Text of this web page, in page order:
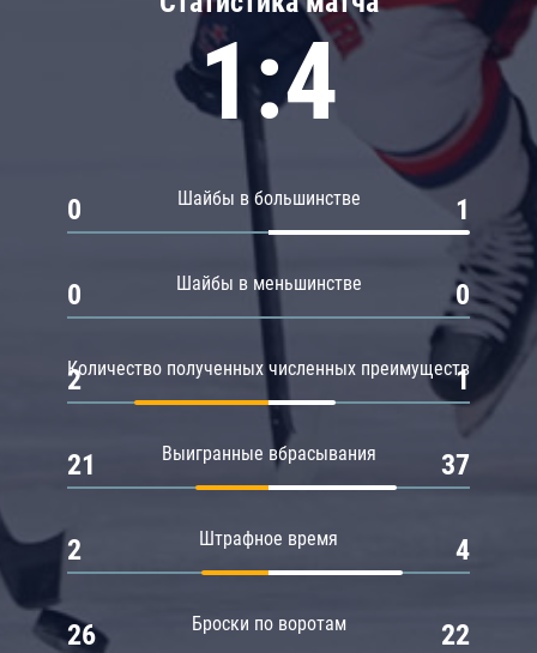
1:4
Шайбы в большинстве
0 1
Шайбы в меньшинстве
0 0
Количество полученных численных преимуществ
2 1
Выигранные вбрасывания
21 37
Штрафное время
2 4
Броски по воротам
26 22